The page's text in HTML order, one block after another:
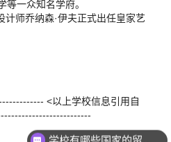
一众知名学府。
师乔纳森·伊夫正式出任皇家艺
<以上学校信息引用自